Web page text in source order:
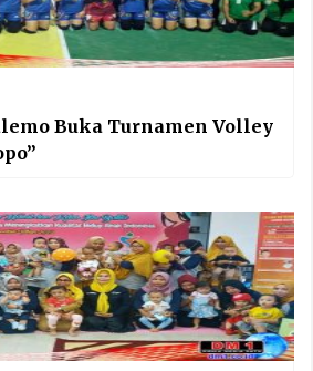
Buka Turnamen Volley